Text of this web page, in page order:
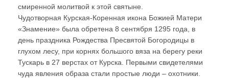
смиренной молитвой к этой святыне.
Чудотворная Курская-Коренная икона Божией Матери
«Знамение» была обретена 8 сентября 1295 года, в
день праздника Рождества Пресвятой Богородицы в
глухом лесу, при корнях большого вяза на берегу реки
Тускарь в 27 верстах от Курска. Первыми свидетелями
чуда явления образа стали простые люди – охотники.